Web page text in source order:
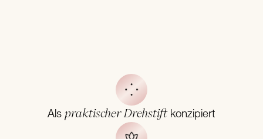
Als praktischer Drehstiftkonzipiert